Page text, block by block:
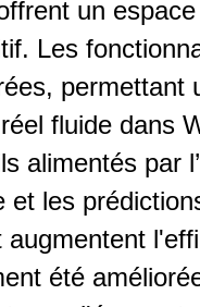
un
Les
permettant
fluide dans
alimentés par
et les
été